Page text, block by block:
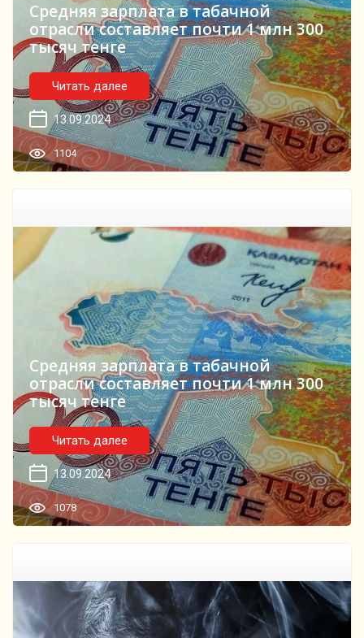
Средняя зарплата в табачной
отрасли составляет почти 1 млн 300
тысяч тенге
Читать далее
13.09.2024
1104
Средняя зарплата в табачной
отрасли составляет почти 1 млн 300
тысяч тенге
Читать далее
13.09.2024
1078